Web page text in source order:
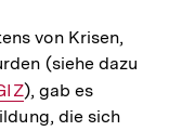
von Krisen,
(siehe dazu
), gab es
die sich